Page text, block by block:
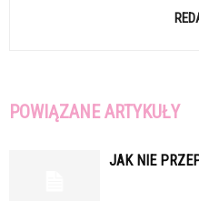
POWIĄZANE ARTYKUŁY
JAK NIE